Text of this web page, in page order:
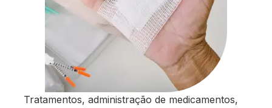
Tratamentos, administração de medicamentos,